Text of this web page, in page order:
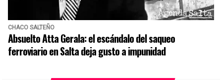
CHACO SALTEÑO
Absuelto Atta Gerala: el escándalo del saqueo
ferroviario en Salta deja gusto a impunidad